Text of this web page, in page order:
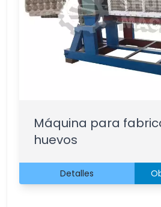
Máquina para
huevos
Detalles